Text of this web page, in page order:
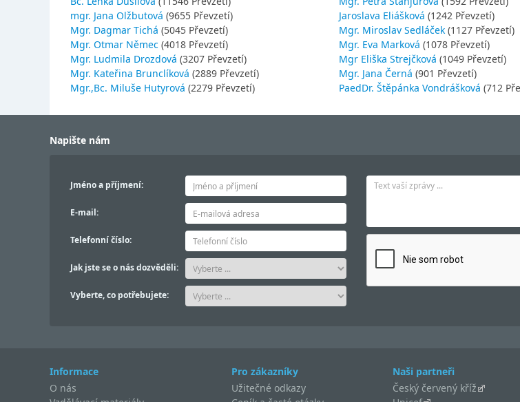
mgr. Jana Olžbutová (9655 Převzetí)
Mgr. Dagmar Tichá (5045 Převzetí)
Mgr. Otmar Němec (4018 Převzetí)
Mgr. Ludmila Drozdová (3207 Převzetí)
Mgr. Kateřina Brunclíková (2889 Převzetí)
Mgr.,Bc. Miluše Hutyrová (2279 Převzetí)
Jaroslava Eliášková (1242 Převzetí)
Mgr. Miroslav Sedláček (1127 Převzetí)
Mgr. Eva Marková (1078 Převzetí)
Mgr Eliška Strejčková (1049 Převzetí)
Mgr. Jana Černá (901 Převzetí)
PaedDr. Štěpánka Vondrášková (712
Napište nám
Jméno a příjmení:
E-mail:
Telefonní číslo:
Jak jste se o nás dozvěděli:
Vyberte, co potřebujete:
Informace
O nás
Pro zákazníky
Užitečné odkazy
Naši partneři
Český červený kříž